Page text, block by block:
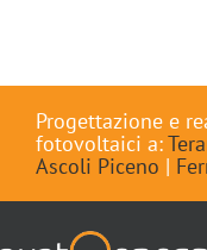
Progettazione e
fotovoltaici a:
Ascoli Piceno |